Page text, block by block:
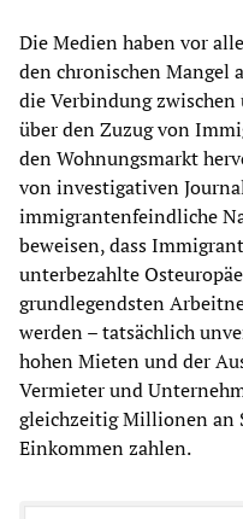
Die Medien haben vor
den chronischen Mangel
die Verbindung
über den Zuzug von
den Wohnungsmarkt
von investigativen
immigrantenfeindliche
beweisen, dass
unterbezahlte
grundlegendsten
werden – tatsächlich
hohen Mieten und der
Vermieter und
gleichzeitig Millionen an
Einkommen zahlen.